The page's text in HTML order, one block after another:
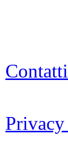
Contatti
Privacy